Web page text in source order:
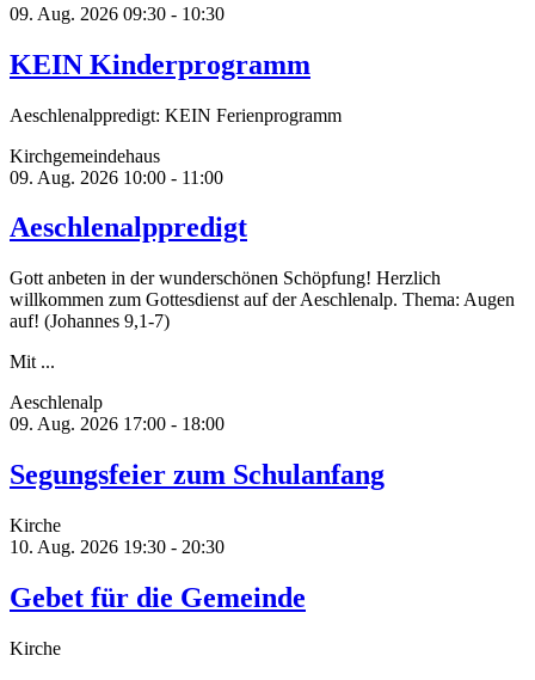
09. Aug. 2026 09:30 - 10:30
KEIN Kinderprogramm
Aeschlenalppredigt: KEIN Ferienprogramm
Kirchgemeindehaus
09. Aug. 2026 10:00 - 11:00
Aeschlenalppredigt
Gott anbeten in der wunderschönen Schöpfung! Herzlich
willkommen zum Gottesdienst auf der Aeschlenalp. Thema: Augen
auf! (Johannes 9,1-7)
Mit ...
Aeschlenalp
09. Aug. 2026 17:00 - 18:00
Segungsfeier zum Schulanfang
Kirche
10. Aug. 2026 19:30 - 20:30
Gebet für die Gemeinde
Kirche